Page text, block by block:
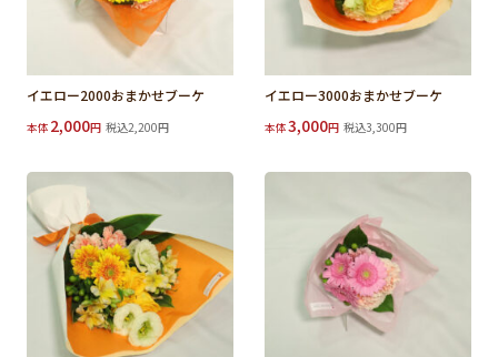
イエロー2000おまかせブーケ
本体 2,000円 税込2,200円
イエロー3000おまかせブーケ
本体3,000円 税込3,300円